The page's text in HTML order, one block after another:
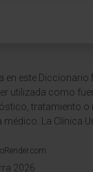
en este
utilizada como
tratamiento
La Clínica
2026